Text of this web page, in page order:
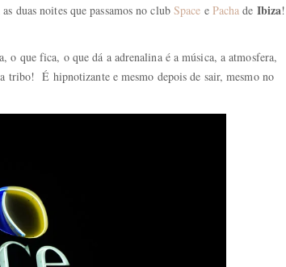
noites que passamos no club Space e Pacha de Ibiza!
que fica, o que dá a adrenalina é a música, a atmosfera,
tribo! É hipnotizante e mesmo depois de sair, mesmo no